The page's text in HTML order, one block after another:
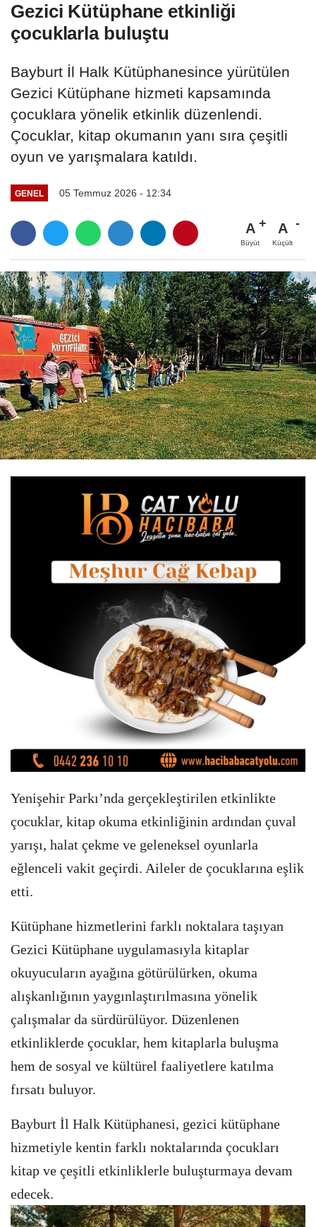
Gezici Kütüphane etkinliği
çocuklarla buluştu
Bayburt İl Halk Kütüphanesince yürütülen
Gezici Kütüphane hizmeti kapsamında
çocuklara yönelik etkinlik düzenlendi.
Çocuklar, kitap okumanın yanı sıra çeşitli
oyun ve yarışmalara katıldı.
GENEL 05 Temmuz 2026 - 12:34
A
Büyüt
A
Küçült
Yenişehir Parkı’nda gerçekleştirilen etkinlikte
çocuklar, kitap okuma etkinliğinin ardından çuval
yarışı, halat çekme ve geleneksel oyunlarla
eğlenceli vakit geçirdi. Aileler de çocuklarına eşlik
etti.
Kütüphane hizmetlerini farklı noktalara taşıyan
Gezici Kütüphane uygulamasıyla kitaplar
okuyucuların ayağına götürülürken, okuma
alışkanlığının yaygınlaştırılmasına yönelik
çalışmalar da sürdürülüyor. Düzenlenen
etkinliklerde çocuklar, hem kitaplarla buluşma
hem de sosyal ve kültürel faaliyetlere katılma
fırsatı buluyor.
Bayburt İl Halk Kütüphanesi, gezici kütüphane
hizmetiyle kentin farklı noktalarında çocukları
kitap ve çeşitli etkinliklerle buluşturmaya devam
edecek.